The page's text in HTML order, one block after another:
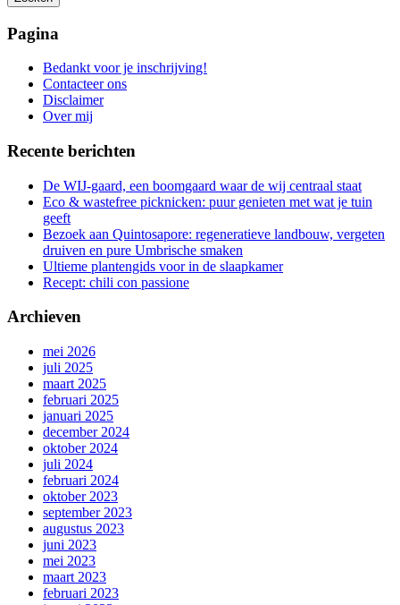
zoeken
Pagina
Bedankt voor je inschrijving!
Contacteer ons
Disclaimer
Over mij
Recente berichten
De WIJ-gaard, een boomgaard waar de wij centraal staat
Eco & wastefree picknicken: puur genieten met wat je tuin
geeft
Bezoek aan Quintosapore: regeneratieve landbouw, vergeten
druiven en pure Umbrische smaken
Ultieme plantengids voor in de slaapkamer
Recept: chili con passione
Archieven
mei 2026
juli 2025
maart 2025
februari 2025
januari 2025
december 2024
oktober 2024
juli 2024
februari 2024
oktober 2023
september 2023
augustus 2023
juni 2023
mei 2023
maart 2023
februari 2023